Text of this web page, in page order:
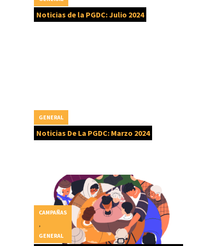
Noticias de la PGDC: Julio 2024
Noticias De La PGDC: Marzo 2024
GENERAL
CAMPAÑAS
GENERAL